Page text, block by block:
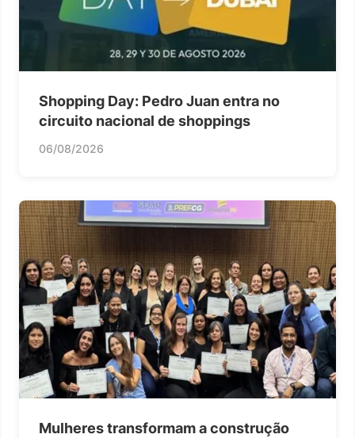
Shopping Day: Pedro Juan entra no
circuito nacional de shoppings
06/08/2026
Mulheres transformam a construção